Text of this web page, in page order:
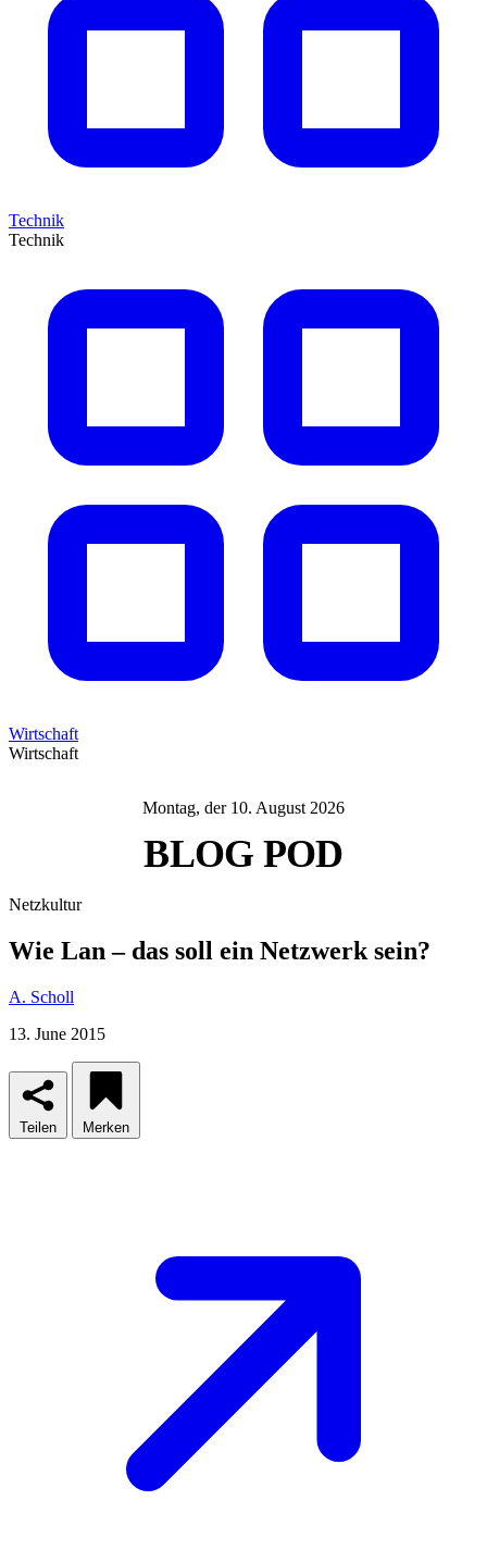
Technik
Technik
Wirtschaft
Wirtschaft
Montag, der 10. August 2026
BLOG POD
Netzkultur
Wie Lan – das soll ein Netzwerk sein?
A. Scholl
13. June 2015
Teilen Merken